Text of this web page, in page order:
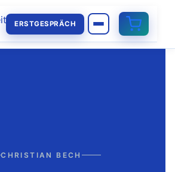
ERSTGESPRÄCH
CHRISTIAN BECH